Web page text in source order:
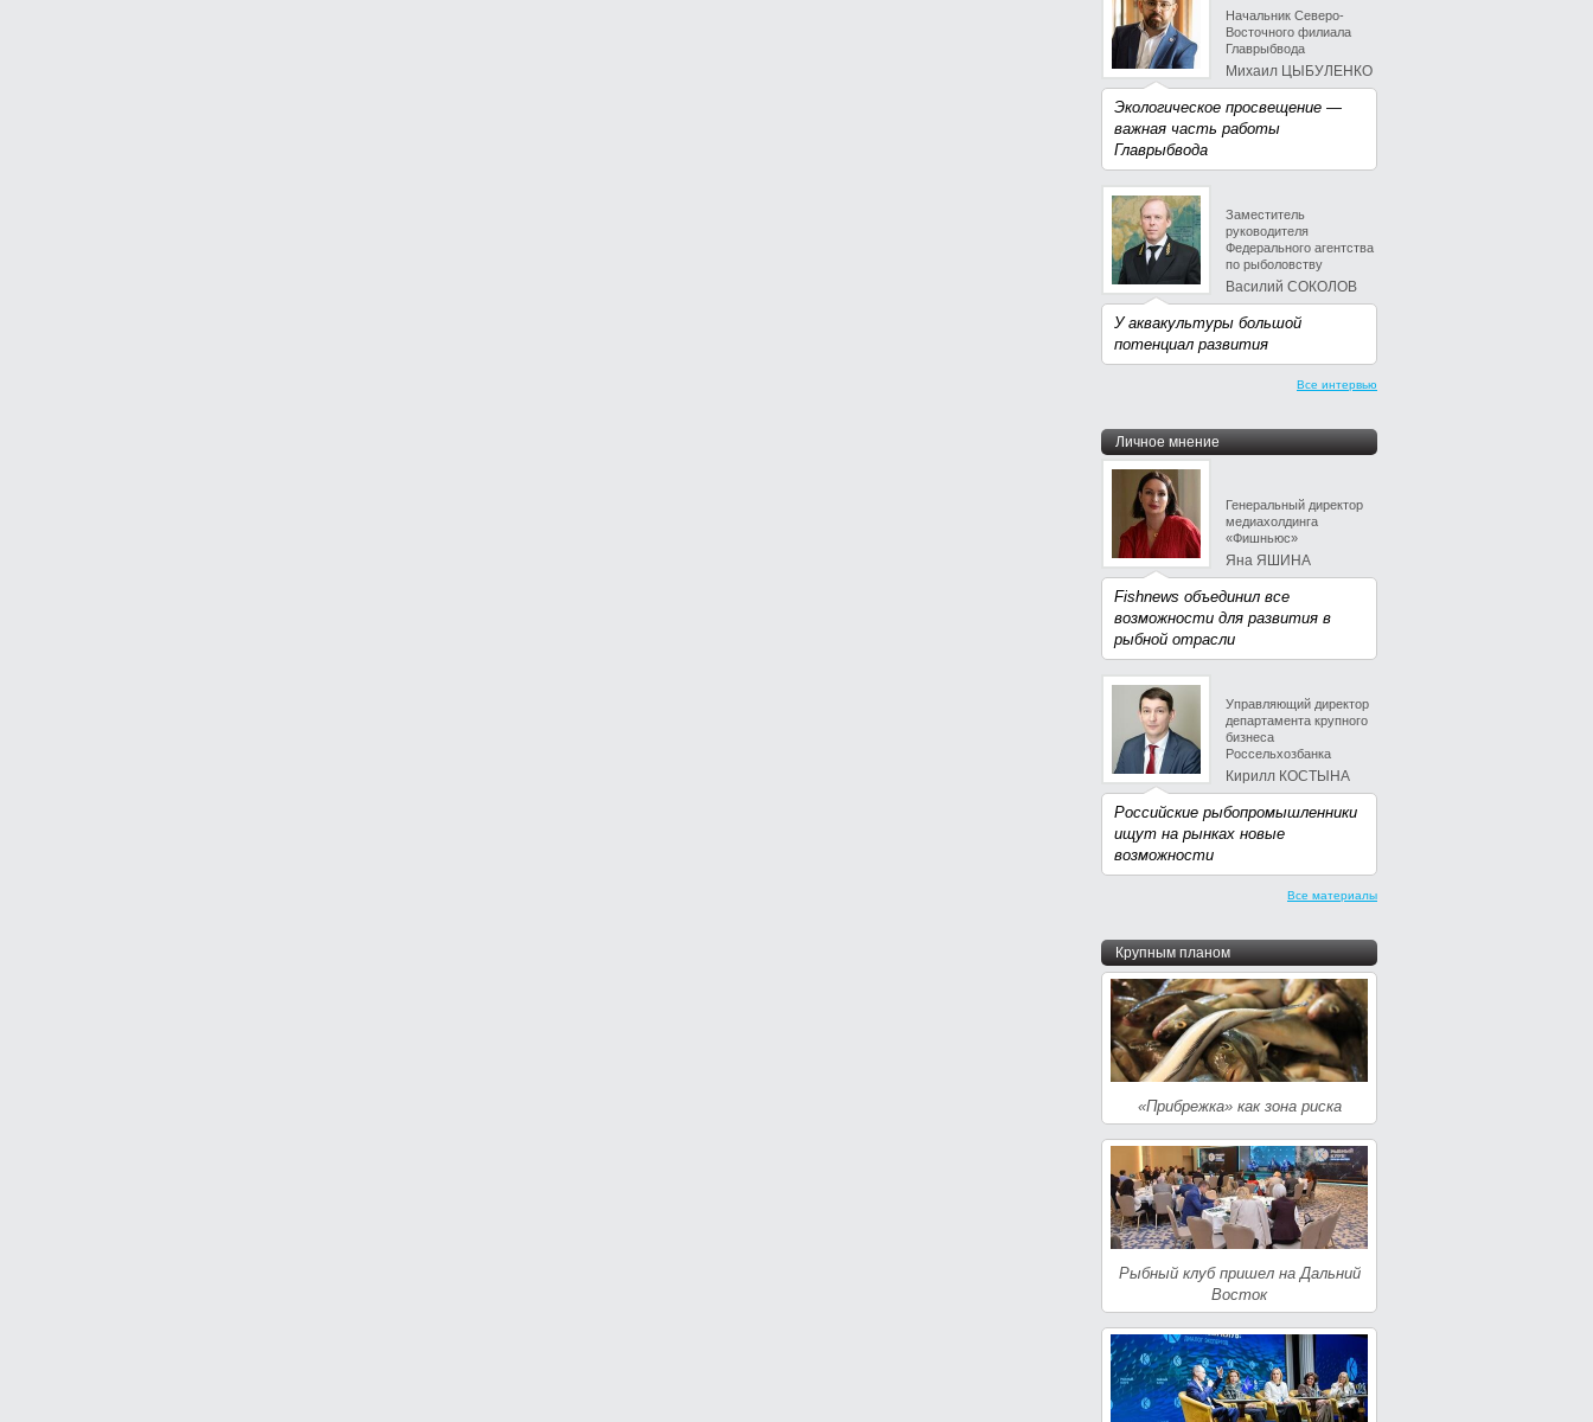
Начальник Северо-
Восточного филиала
Главрыбвода
Михаил ЦЫБУЛЕНКО
Экологическое просвещение —
важная часть работы
Главрыбвода
Заместитель
руководителя
Федерального агентства
по рыболовству
Василий СОКОЛОВ
У аквакультуры большой
потенциал развития
Все интервью
Личное мнение
Генеральный директор
медиахолдинга
«Фишньюс»
Яна ЯШИНА
Fishnews объединил все
возможности для развития в
рыбной отрасли
Управляющий директор
департамента крупного
бизнеса
Россельхозбанка
Кирилл КОСТЫНА
Российские рыбопромышленники
ищут на рынках новые
возможности
Все материалы
Крупным планом
«Прибрежка» как зона риска
Рыбный клуб пришел на Дальний
Восток